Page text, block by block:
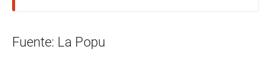
Fuente: La Popu